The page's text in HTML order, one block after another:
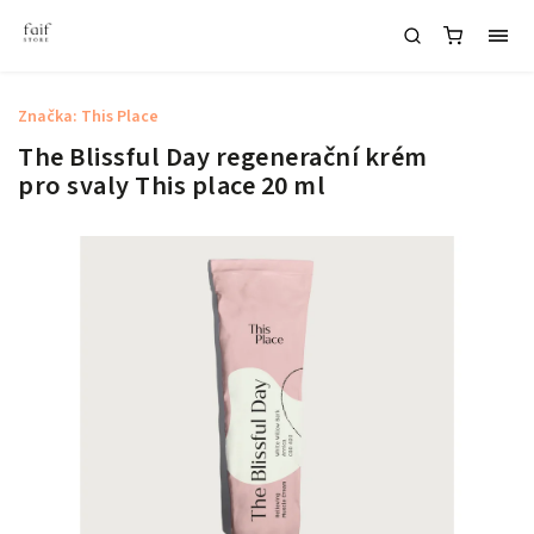
The Blissful Day regenerační krém
pro svaly This place 20 ml
Značka: This Place